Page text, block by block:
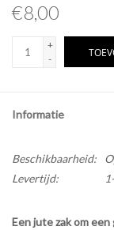
€8,00
+
-
Informatie
Beschikbaarheid:
Levertijd:
Een jute zak om